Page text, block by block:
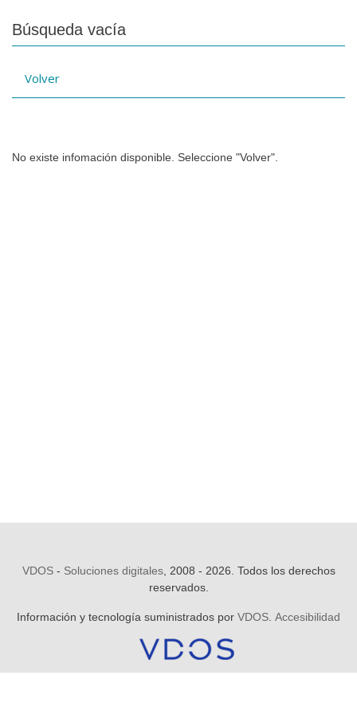
Búsqueda vacía
Volver
No existe infomación disponible. Seleccione "Volver".
VDOS- Soluciones digitales, 2008 - 2026. Todos los derechos
reservados.
Información y tecnología suministrados por VDOS Accesibilidad